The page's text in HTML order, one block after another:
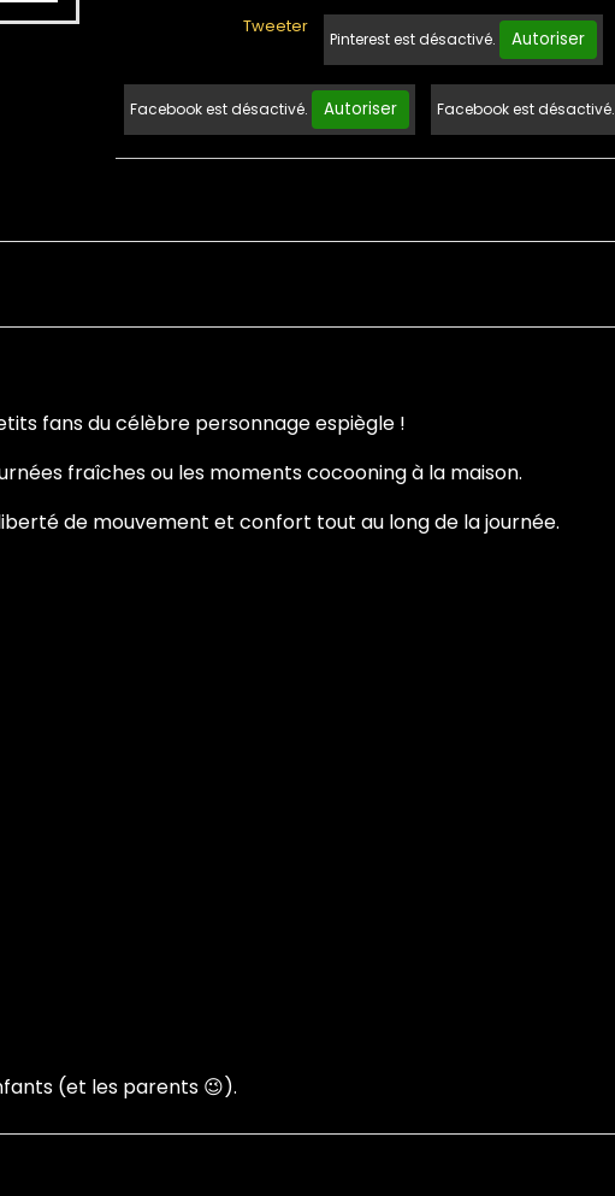
Tweeter
Pinterest est désactivé. Autoriser
Facebook est désactivé. Autoriser Facebook est désactivé.
fans du célèbre personnage espiègle !
fraîches ou les moments cocooning à la maison.
de mouvement et confort tout au long de la journée.
(et les parents 😉).